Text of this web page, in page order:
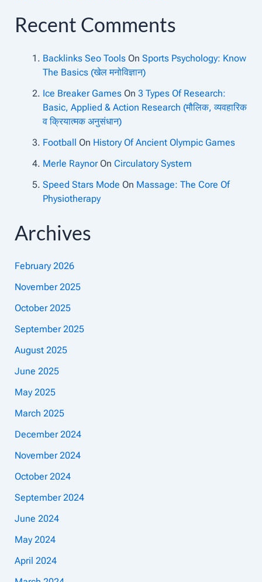
Recent Comments
Backlinks Seo ToolsOn Sports Psychology: Know
The Basics (खेल मनोविज्ञान)
Ice Breaker GamesOn 3 Types Of Research:
Basic, Applied & Action Research (मौलिक, व्यवहारिक
व क्रियात्मक अनुसंधान)
Football On History Of Ancient Olympic Games
Merle RaynorOn Circulatory System
Speed Stars Mode On Massage: The Core Of
Physiotherapy
Archives
February 2026
November 2025
October 2025
September 2025
August 2025
June 2025
May 2025
March 2025
December 2024
November 2024
October 2024
September 2024
June 2024
May 2024
April 2024